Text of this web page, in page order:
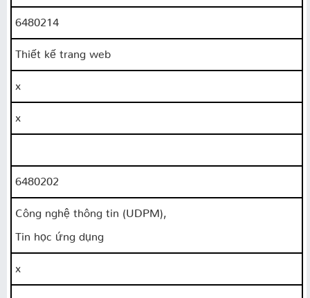
6480214
Thiết kế trang web
x
x
6480202
Công nghệ thông tin (UDPM),
Tin học ứng dụng
x